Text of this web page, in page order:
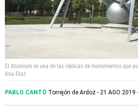
El Atomium es una de las réplicas de monumentos que
Ana Díaz
PABLO CANTÓ Torrejón de Ardoz 21 AGO 2019